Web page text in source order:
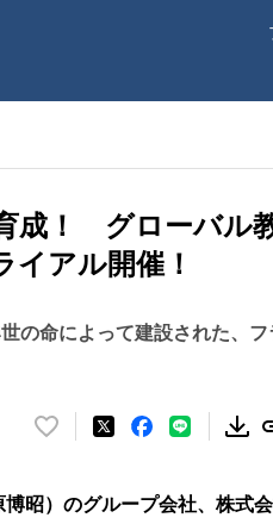
成！ グローバル
イアル開催！
の命によって建設された、フ
い
！
昭）のグループ会社、株式